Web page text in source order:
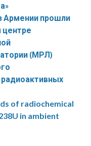
Армении прошли
центре
(МРЛ)
of radiochemical
in ambient